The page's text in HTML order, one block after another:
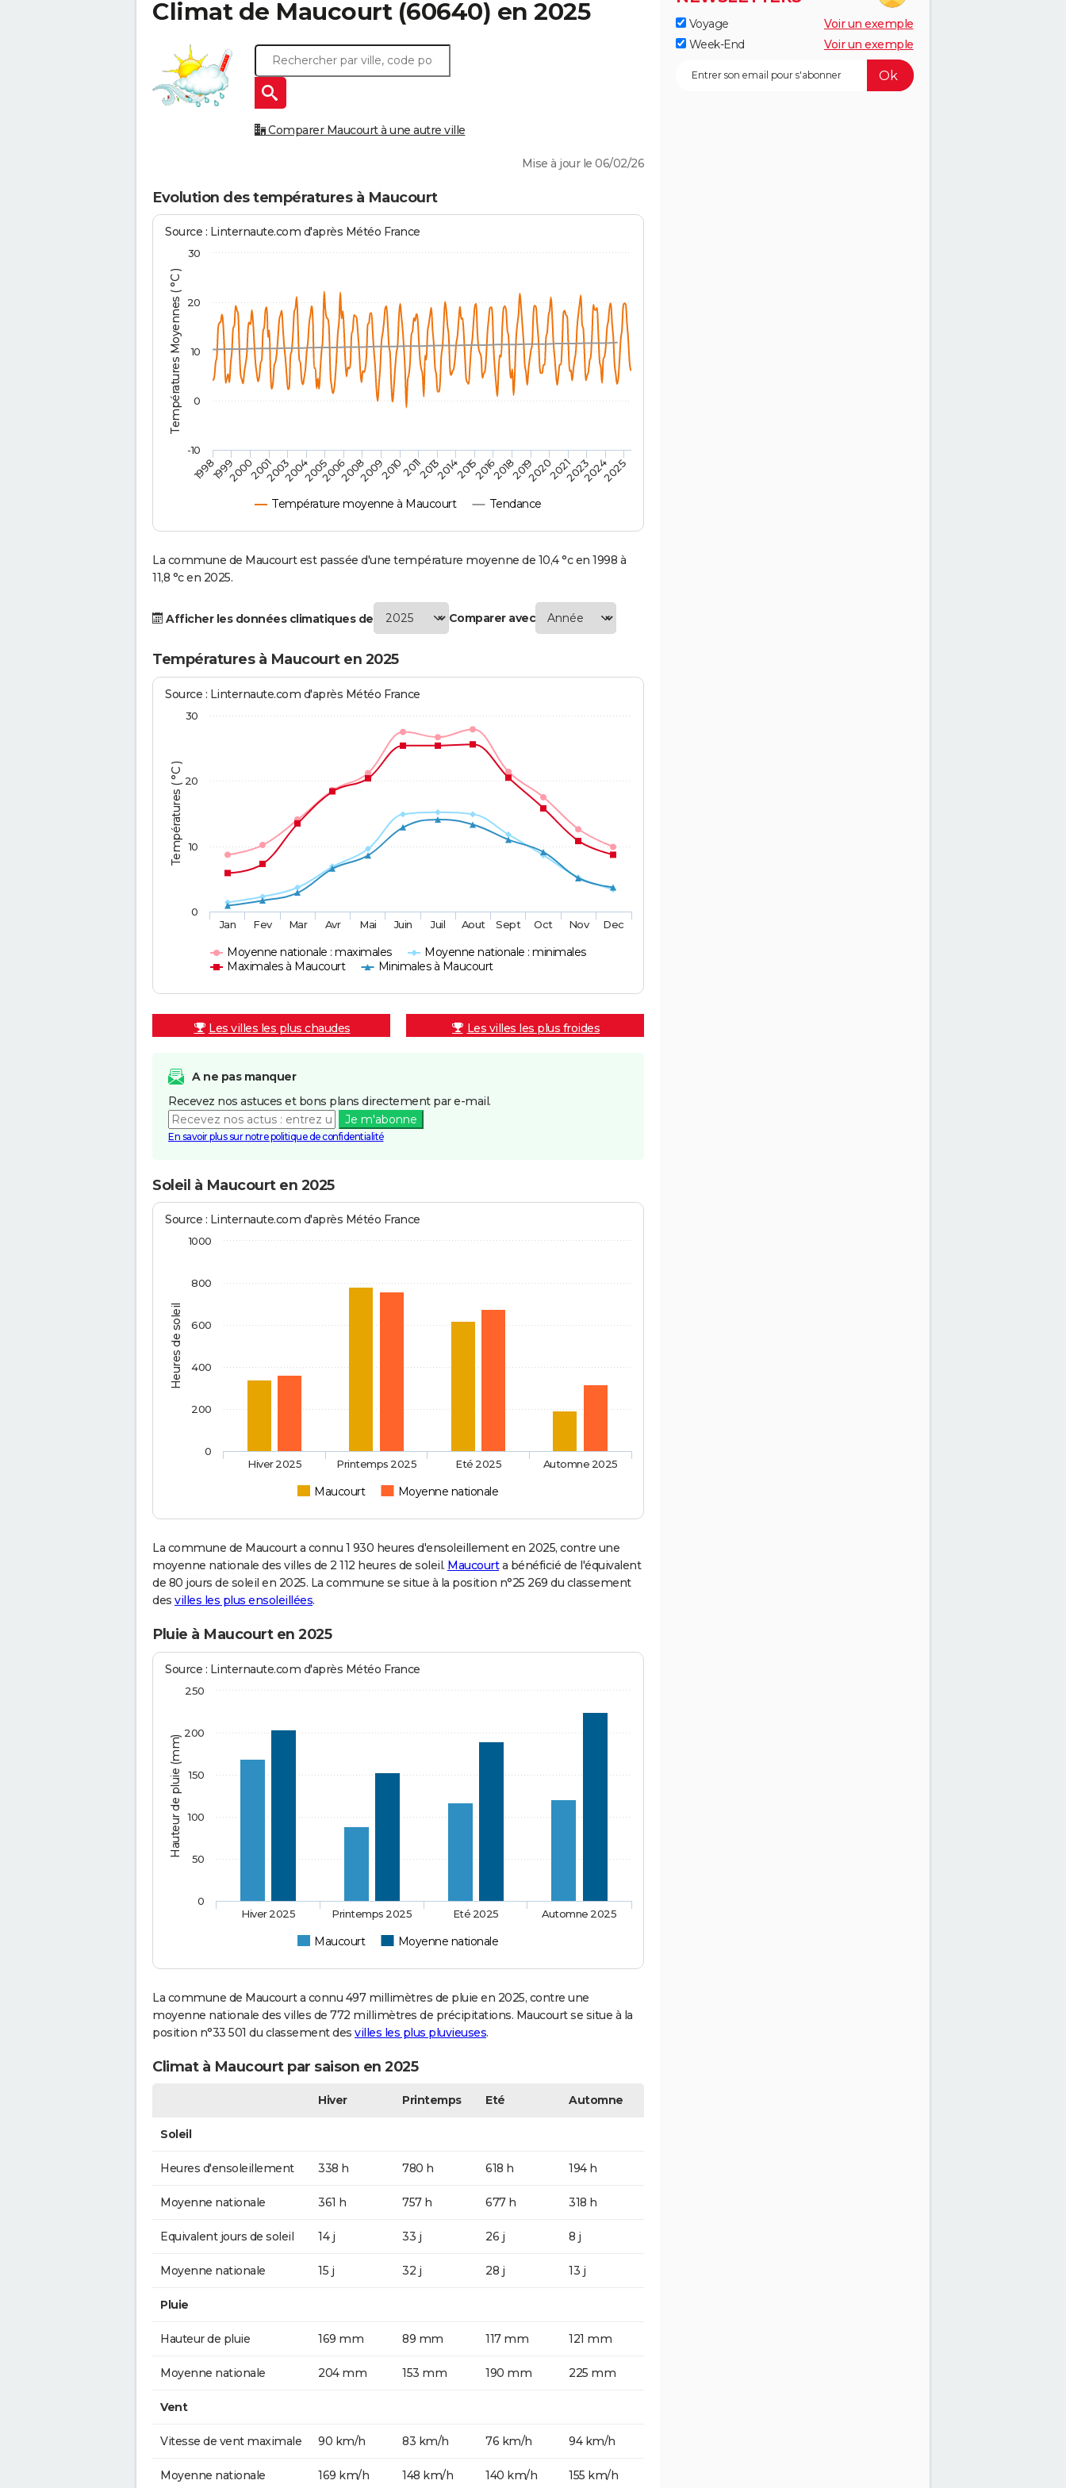
Climat de Maucourt(60640) en 2025
Comparer Maucourt à une autre ville
Mise à jour le 06/02/26
Evolution des températures à Maucourt
Températures Moyennes ( °C )
Source : Linternaute.com d'après Météo France
Température moyenne à Maucourt Tendance
1998 2014
199920002001200320042005200620082009201020112013 201520162018201920202021202320242025
0
10
20
-10
30
La commune de Maucourt est passée d'une température moyenne de 10,4 °c en 1998 à
11,8 °c en 2025.
Afficher les données climatiques de Comparer avec
Températures à Maucourt en 2025
Températures ( °C )
Source : Linternaute.com d'après Météo France
Moyenne nationale : maximales
Moyenne nationale : minimales
Maximales à Maucourt
Minimales à Maucourt
Jan Fev Mar Avr Mai Juin Juil Aout Sept Oct Nov Dec
0
10
20
30
Les villes les plus chaudes Les villes les plus froides
A ne pas manquer
Recevez nos astuces et bons plans directement par e-mail.
Je m'abonne
En savoir plus sur notre politique de confidentialité
Soleil à Maucourt en 2025
Heures de soleil
Source : Linternaute.com d'après Météo France
Maucourt Moyenne nationale
Hiver 2025 Printemps 2025 Eté 2025 Automne 2025
0
200
400
600
800
1000
La commune de Maucourt a connu 1 930 heures d'ensoleillement en 2025, contre une
moyenne nationale des villes de 2 112 heures de soleil. Maucourta bénéficié de l'équivalent
de 80 jours de soleil en 2025. La commune se situe à la position n°25 269 du classement
des villes les plus ensoleillées.
Pluie à Maucourt en 2025
Hauteur de pluie (mm)
Source : Linternaute.com d'après Météo France
Maucourt Moyenne nationale
Hiver 2025 Printemps 2025 Eté 2025 Automne 2025
0
50
100
150
200
250
La commune de Maucourt a connu 497 millimètres de pluie en 2025, contre une
moyenne nationale des villes de 772 millimètres de précipitations. Maucourt se situe à la
position n°33 501 du classement des villes les plus pluvieuses.
Climat à Maucourt par saison en 2025
Hiver Printemps Eté Automne
Soleil
Heures d'ensoleillement 338 h 780 h 618 h 194 h
Moyenne nationale 361 h 757 h 677 h 318 h
Equivalent jours de soleil 14 j 33 j 26 j 8 j
Moyenne nationale 15 j 32 j 28 j 13 j
Pluie
Hauteur de pluie 169 mm 89 mm 117 mm 121 mm
Moyenne nationale 204 mm 153 mm 190 mm 225 mm
Vent
Vitesse de vent maximale 90 km/h 83 km/h 76 km/h 94 km/h
Moyenne nationale 169 km/h 148 km/h 140 km/h 155 km/h
Voyage
Voir un exemple
Week-End
Voir un exemple